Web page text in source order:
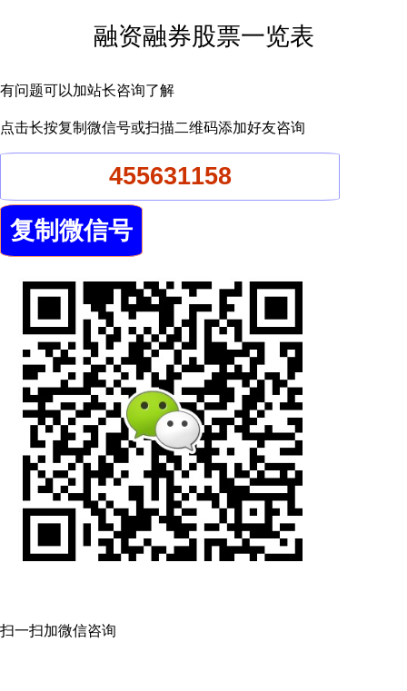
融资融券股票一览表
有问题可以加站长咨询了解
点击长按复制微信号或扫描二维码添加好友咨询
扫一扫加微信咨询